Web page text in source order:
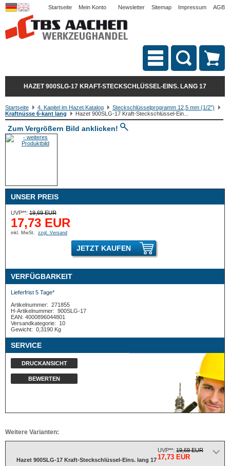
Startseite Mein Konto Newsletter Sitemap Impressum AGB
HAZET 900SLG-17 KRAFT-STECKSCHLÜSSEL-EINS. LANG 17
Startseite 4. Kapitel im Hazet Katalog
Steckschlüsselprogramm 12,5 mm (1/2")
Kraftnüsse 6-kant lang
Hazet 900SLG-17 Kraft-Steckschlüssel-Ein...
Zum Vergrößern Bild anklicken!
UNSER PREIS
UVP**: 19,69 EUR
17,73 EUR
inkl. MwSt. zzgl. Versand
JETZT KAUFEN
VERFÜGBARKEIT
Lieferfrist 5 Tage*
Artikelnummer: 271855
H-Artikelnummer: 900SLG-17
EAN: 4000896044801
Versandkategorie:
10
Gewicht: 0,3190 Kg
SERVICE
DRUCKANSICHT
BEWERTEN
Weitere Varianten:
Hazet 900SLG-17 Kraft-Steckschlüssel-Eins. lang 17
UVP**: 19,69 EUR
17,73 EUR